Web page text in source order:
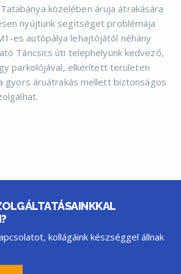
közelében áruja átrakására
nyújtunk segítséget problémája
es autópálya lehajtójától néhány
Táncsics úti telephelyünk kedvező,
parkolójával, elkerített területen
gyors áruátrakás mellett biztonságos
kollágáink készséggel állnak